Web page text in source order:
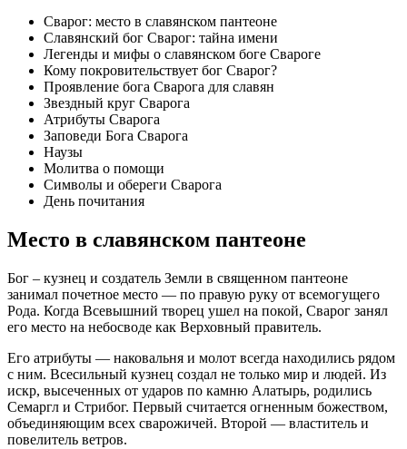
Сварог: место в славянском пантеоне
Славянский бог Сварог: тайна имени
Легенды и мифы о славянском боге Свароге
Кому покровительствует бог Сварог?
Проявление бога Сварога для славян
Звездный круг Сварога
Атрибуты Сварога
Заповеди Бога Сварога
Наузы
Молитва о помощи
Символы и обереги Сварога
День почитания
Место в славянском пантеоне
Бог – кузнец и создатель Земли в священном пантеоне
занимал почетное место — по правую руку от всемогущего
Рода. Когда Всевышний творец ушел на покой, Сварог занял
его место на небосводе как Верховный правитель.
Его атрибуты — наковальня и молот всегда находились рядом
с ним. Всесильный кузнец создал не только мир и людей. Из
искр, высеченных от ударов по камню Алатырь, родились
Семаргл и Стрибог. Первый считается огненным божеством,
объединяющим всех сварожичей. Второй — властитель и
повелитель ветров.